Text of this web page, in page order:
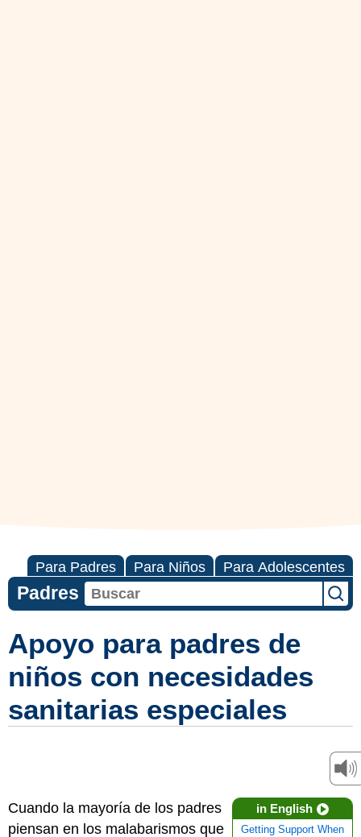
Para Padres Para Niños Para Adolescentes
Padres
Apoyo para padres de
niños con necesidades
sanitarias especiales
in English
Getting Support When
Cuando la mayoría de los padres
piensan en los malabarismos que